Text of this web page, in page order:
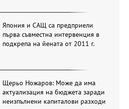
Япония и САЩ са предприели
първа съвместна интервенция в
подкрепа на йената от 2011 г.
Щерьо Ножаров: Може да има
актуализация на бюджета заради
неизпълнени капиталови разходи